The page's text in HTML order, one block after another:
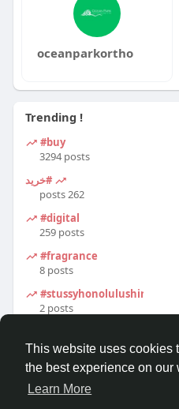
This website uses cookies
the best experience on our
Learn More
oceanparkortho
Trending !
#buy
3294 posts
#خرید
262 posts
#digital
259 posts
#fragrance
8 posts
#stussyhonolulushirt
2 posts
© 2026
Home
About